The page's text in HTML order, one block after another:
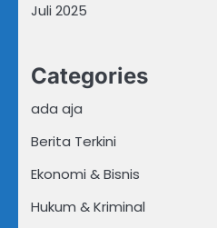
Juli 2025
Categories
ada aja
Berita Terkini
Ekonomi & Bisnis
Hukum & Kriminal